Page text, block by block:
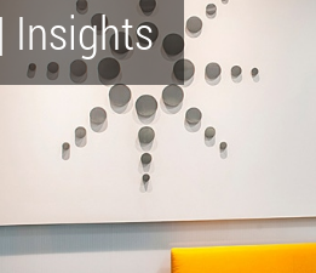
Insights